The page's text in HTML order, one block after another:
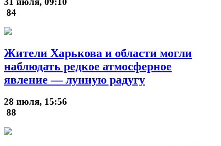
84
Жители Харькова и области могли
наблюдать редкое атмосферное
явление — лунную радугу
28 июля, 15:56
88